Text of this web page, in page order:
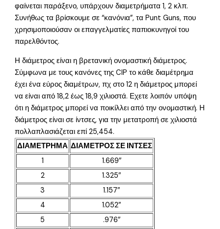
φαίνεται παράξενο, υπάρχουν διαμετρήματα 1, 2 κλπ.
Συνήθως τα βρίσκουμε σε “κανόνια”, τα Punt Guns, που
χρησιμοποιούσαν οι επαγγελματίες παπιοκυνηγοί του
παρελθόντος.
Η διάμετρος είναι η βρετανική ονομαστική διάμετρος.
Σύμφωνα με τους κανόνες της CIP το κάθε διαμέτρημα
έχει ένα εύρος διαμέτρων, πχ στο 12 η διάμετρος μπορεί
να είναι από 18,2 έως 18,9 χιλιοστά. Εχετε λοιπόν υπόψη
ότι η διάμετρος μπορεί να ποικίλλει από την ονομαστική. Η
διάμετρος είναι σε ίντσες, για την μετατροπή σε χιλιοστά
πολλαπλασιάζεται επί 25,454.
ΔΙΑΜΕΤΡΗΜΑ ΔΙΑΜΕΤΡΟΣ ΣΕ ΙΝΤΣΕΣ
1
1.669″
2
1.325″
3
1.157″
4
1.052″
5
.976″